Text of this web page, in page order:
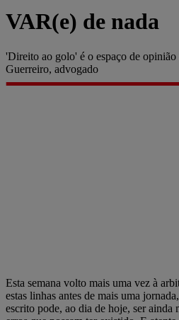
VAR(e) de nada
'Direito ao golo' é o espaço de
Guerreiro, advogado
Esta semana volto mais uma vez à
estas linhas antes de mais uma
escrito pode, ao dia de hoje, ser ainda